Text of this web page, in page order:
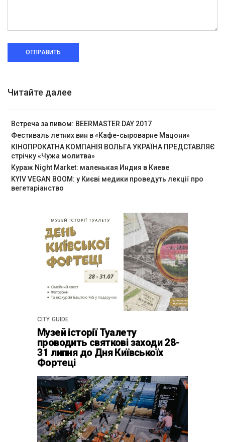
ОТПРАВИТЬ
Читайте далее
Встреча за пивом: BEERMASTER DAY 2017
Фестиваль летних вин в «Кафе-сыроварне Мацони»
КІНОПРОКАТНА КОМПАНІЯ ВОЛЬГА УКРАЇНА ПРЕДСТАВЛЯЄ
стрічку «Чужа молитва»
Кураж Night Market: маленькая Индия в Киеве
KYIV VEGAN BOOM: у Києві медики проведуть лекції про
вегетаріанство
CITY GUIDE
Музей історії Туалету
проводить святкові заходи 28-
31 липня до Дня Київськоїх
Фортеці